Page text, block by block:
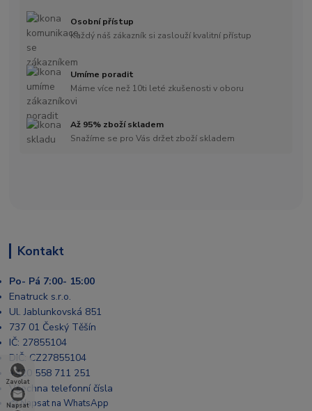
Zavolat
Napsat
Osobní přístup
Každý náš zákazník si zaslouží kvalitní přístup
Umíme poradit
Máme více než 10ti leté zkušenosti v oboru
Až 95% zboží skladem
Snažíme se pro Vás držet zboží skladem
Kontakt
Po- Pá 7:00- 15:00
Enatruck s.r.o.
Ul. Jablunkovská 851
737 01 Český Těšín
IČ: 27855104
DIČ: CZ27855104
+420 558 711 251
Všechna telefonní čísla
📩 Napsat na WhatsApp